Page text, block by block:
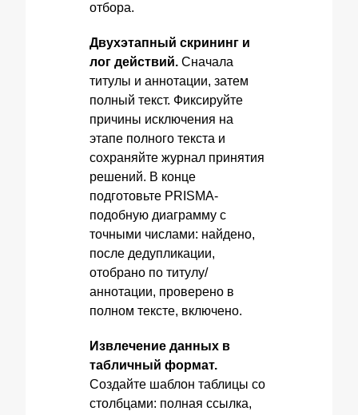
отбора.
Двухэтапный скрининг и
лог действий. Сначала
титулы и аннотации, затем
полный текст. Фиксируйте
причины исключения на
этапе полного текста и
сохраняйте журнал принятия
решений. В конце
подготовьте PRISMA-
подобную диаграмму с
точными числами: найдено,
после дедупликации,
отобрано по титулу/
аннотации, проверено в
полном тексте, включено.
Извлечение данных в
табличный формат.
Создайте шаблон таблицы со
столбцами: полная ссылка,